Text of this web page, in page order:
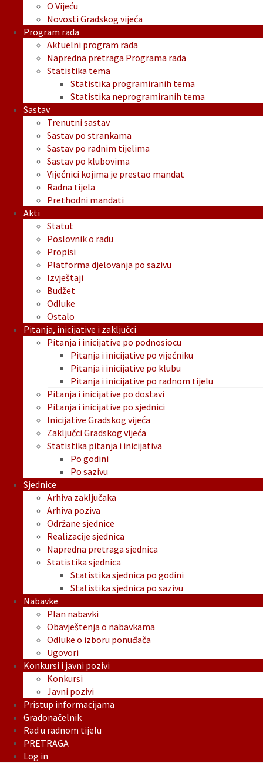
O Vijeću
Novosti Gradskog vijeća
Program rada
Aktuelni program rada
Napredna pretraga Programa rada
Statistika tema
Statistika programiranih tema
Statistika neprogramiranih tema
Sastav
Trenutni sastav
Sastav po strankama
Sastav po radnim tijelima
Sastav po klubovima
Vijećnici kojima je prestao mandat
Radna tijela
Prethodni mandati
Akti
Statut
Poslovnik o radu
Propisi
Platforma djelovanja po sazivu
Izvještaji
Budžet
Odluke
Ostalo
Pitanja, inicijative i zaključci
Pitanja i inicijative po podnosiocu
Pitanja i inicijative po vijećniku
Pitanja i inicijative po klubu
Pitanja i inicijative po radnom tijelu
Pitanja i inicijative po dostavi
Pitanja i inicijative po sjednici
Inicijative Gradskog vijeća
Zaključci Gradskog vijeća
Statistika pitanja i inicijativa
Po godini
Po sazivu
Sjednice
Arhiva zaključaka
Arhiva poziva
Održane sjednice
Realizacije sjednica
Napredna pretraga sjednica
Statistika sjednica
Statistika sjednica po godini
Statistika sjednica po sazivu
Nabavke
Plan nabavki
Obavještenja o nabavkama
Odluke o izboru ponuđača
Ugovori
Konkursi i javni pozivi
Konkursi
Javni pozivi
Pristup informacijama
Gradonačelnik
Rad u radnom tijelu
PRETRAGA
Log in